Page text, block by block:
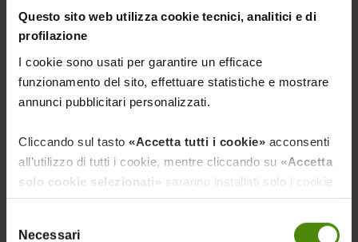
Questo sito web utilizza cookie tecnici, analitici e di
profilazione
I cookie sono usati per garantire un efficace
funzionamento del sito, effettuare statistiche e mostrare
annunci pubblicitari personalizzati.
Cliccando sul tasto «Accetta tutti i cookie» acconsenti
all’utilizzo di tutti i cookie, mentre cliccando su «Accetta
solo cookie selezionati» saranno installati solo i cookie
necessari al funzionamento del sito, nonché quelli
ulteriori eventualmente selezionati dall’utente. Cliccando
delNecessari
Il Dairy Show
Presso il Pad. 10 - 5/6 febbraio 2026
La vetrina dedicata all’eccellenza della zootecnia da latte,